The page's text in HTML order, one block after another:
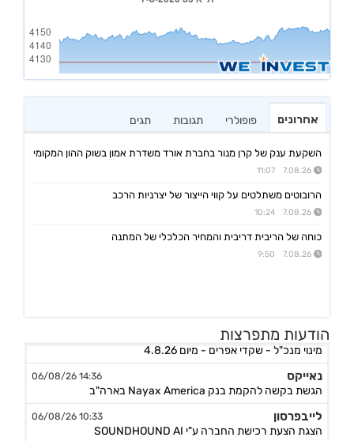
אחרונים פופולרי תגובות תגים
השקעת ענק של קרן מנור בחברת אורד משדרת אמון בשוק ההון המקומי
7.08.26 11:07
הרובוטים משתלטים על קווי הייצור של יצרניות הרכב
7.08.26 10:24
כוחה של הריבית דריבית והמחיר הכלכלי של המתנה
7.08.26 9:50
הודעות מתפרצות
אפי קפיטל נדל"ן
מינוי מנכ"ל - שקדי אפרים - מיום 4.8.26
הגשת בקשה להקמת בנק Nayax America בארה"ב
לייבפרסון
הצגת הצעת רכישת החברה ע"י SOUNDHOUND AI